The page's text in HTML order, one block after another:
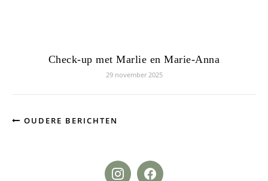
Check-up met Marlie en Marie-Anna
29 november 2025
OUDERE BERICHTEN